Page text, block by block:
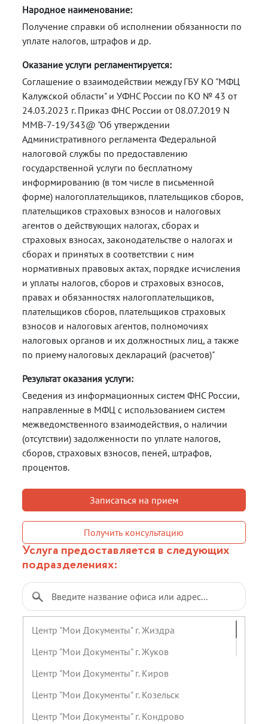
Народное наименование:
Получение справки об исполнении обязанности по
уплате налогов, штрафов и др.
Оказание услуги регламентируется:
Соглашение о взаимодействии между ГБУ КО "МФЦ
Калужской области" и УФНС России по КО № 43 от
24.03.2023 г. Приказ ФНС России от 08.07.2019 N
ММВ-7-19/343@ "Об утверждении
Административного регламента Федеральной
налоговой службы по предоставлению
государственной услуги по бесплатному
информированию (в том числе в письменной
форме) налогоплательщиков, плательщиков сборов,
плательщиков страховых взносов и налоговых
агентов о действующих налогах, сборах и
страховых взносах, законодательстве о налогах и
сборах и принятых в соответствии с ним
нормативных правовых актах, порядке исчисления
и уплаты налогов, сборов и страховых взносов,
правах и обязанностях налогоплательщиков,
плательщиков сборов, плательщиков страховых
взносов и налоговых агентов, полномочиях
налоговых органов и их должностных лиц, а также
по приему налоговых деклараций (расчетов)"
Результат оказания услуги:
Сведения из информационных систем ФНС России,
направленные в МФЦ с использованием систем
межведомственного взаимодействия, о наличии
(отсутствии) задолженности по уплате налогов,
сборов, страховых взносов, пеней, штрафов,
процентов.
Записаться на прием
Получить консультацию
Услуга предоставляется в следующих
подразделениях:
Центр "Мои Документы" г. Жиздра
Центр "Мои Документы" г. Жуков
Центр "Мои Документы" г. Киров
Центр "Мои Документы" г. Козельск
Центр "Мои Документы" г. Кондрово